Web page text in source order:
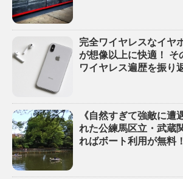
完全ワイヤレスなイヤ
が想像以上に快適！ そ
ワイヤレス遍歴を振り
《自然すぎて強敵に遭
れた公練馬区立・武蔵
ればボート利用が無料！